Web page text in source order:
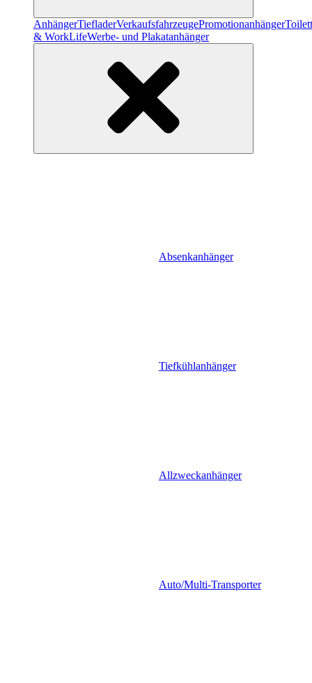
AnhängerTiefladerVerkaufsfahrzeugePromotionanhänger
& WorkLifeWerbe- und Plakatanhänger
Absenkanhänger
Tiefkühlanhänger
Allzweckanhänger
Auto/Multi-Transporter